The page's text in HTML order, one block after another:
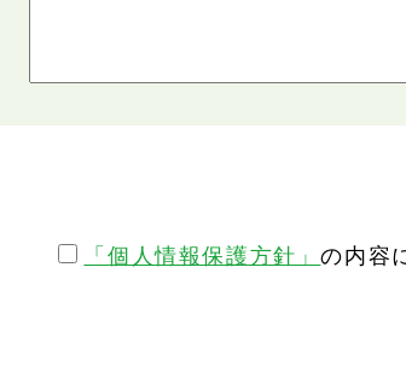
「個人情報保護方針」の内容